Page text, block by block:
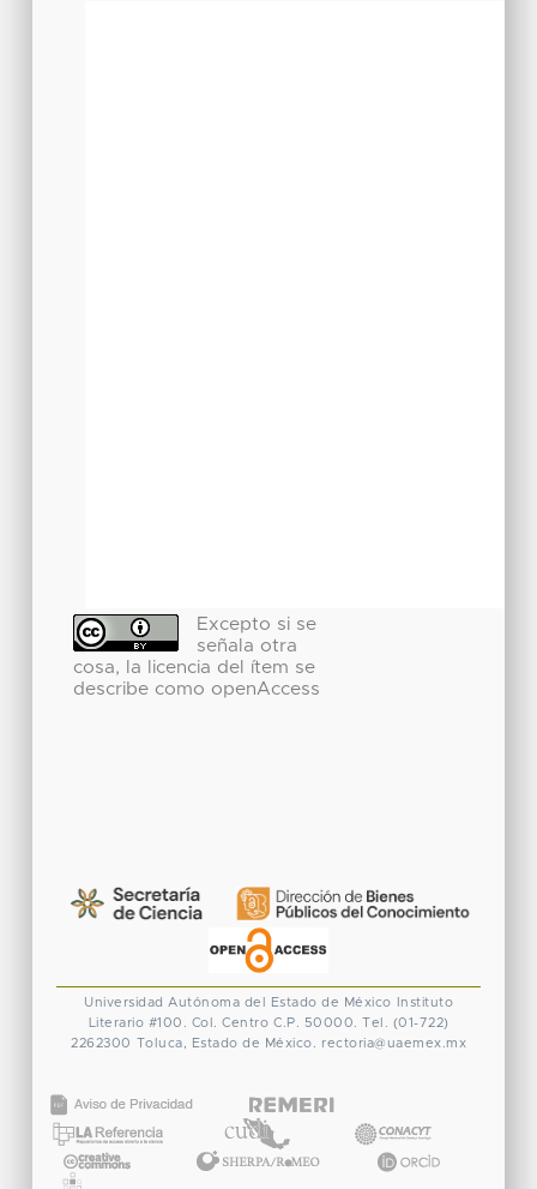
Excepto si se
señala otra
cosa, la licencia del ítem se
describe como openAccess
Universidad Autónoma del Estado de México
Instituto
Literario #100. Col. Centro C.P. 50000. Tel. (01-722)
2262300 Toluca, Estado de México. rectoria@uaemex.mx